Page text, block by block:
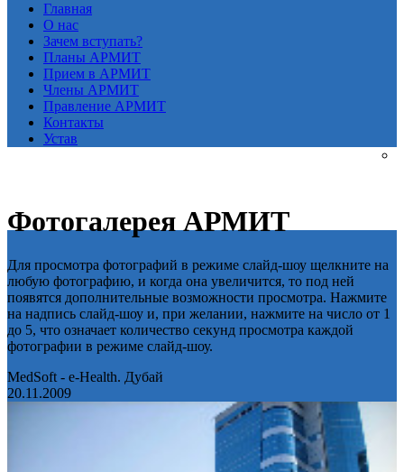
Главная
О нас
Зачем вступать?
Планы АРМИТ
Прием в АРМИТ
Члены АРМИТ
Правление АРМИТ
Контакты
Устав
Фотогалерея АРМИТ
Для просмотра фотографий в режиме слайд-шоу щелкните на
любую фотографию, и когда она увеличится, то под ней
появятся дополнительные возможности просмотра. Нажмите
на надпись слайд-шоу и, при желании, нажмите на число от 1
до 5, что означает количество секунд просмотра каждой
фотографии в режиме слайд-шоу.
MedSoft - e-Health. Дубай
20.11.2009